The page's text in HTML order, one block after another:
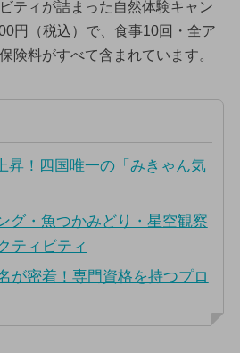
ティが詰まった自然体験キャン
円（税込）で、食事10回・全ア
険料がすべて含まれています。
昇！四国唯一の「みきゃん気
グ・魚つかみどり・星空観察
ティビティ
が密着！専門資格を持つプロ